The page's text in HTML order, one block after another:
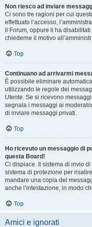
Non riesco ad inviare
Ci sono tre ragioni per cui
effettuato l’accesso,
il Forum, oppure li ha disabilitati
chiederne il motivo
Top
Continuano ad arrivarmi
È possibile eliminare
utilizzando le regole dei
Utente. Se si ricevono
segnala i messaggi ai
di inviare messaggi privati​​.
Top
Ho ricevuto un messaggio di
questa Board!
Ci dispiace. Il sistema di invio
sistema di protezione per
mandare una copia del
anche l’intestazione, in modo
Top
Amici e ignorati